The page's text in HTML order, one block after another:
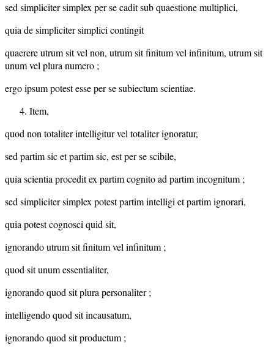
sed simpliciter simplex per se cadit sub quaestione multiplici,
quia de simpliciter simplici contingit
quaerere utrum sit vel non, utrum sit finitum vel infinitum, utrum sit
unum vel plura numero ;
ergo ipsum potest esse per se subiectum scientiae.
Item,
quod non totaliter intelligitur vel totaliter ignoratur,
sed partim sic et partim sic, est per se scibile,
quia scientia procedit ex partim cognito ad partim incognitum ;
sed simpliciter simplex potest partim intelligi et partim ignorari,
quia potest cognosci quid sit,
ignorando utrum sit finitum vel infinitum ;
quod sit unum essentialiter,
ignorando quod sit plura personaliter ;
intelligendo quod sit incausatum,
ignorando quod sit productum ;